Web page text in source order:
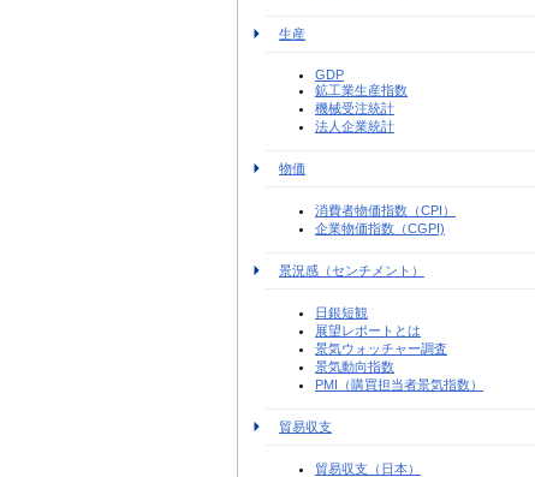
生産
GDP
鉱工業生産指数
機械受注統計
法人企業統計
物価
消費者物価指数（CPI）
企業物価指数（CGPI)
景況感（センチメント）
日銀短観
展望レポートとは
景気ウォッチャー調査
景気動向指数
PMI（購買担当者景気指数）
貿易収支
貿易収支（日本）